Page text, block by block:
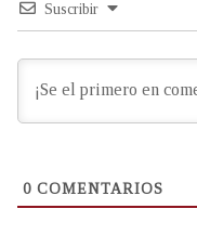
Suscribir
0 COMENTARIOS